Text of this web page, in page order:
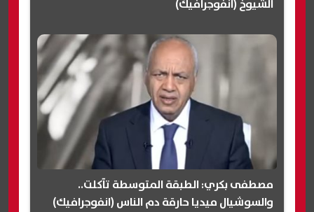
الشيوخ (انفوجرافيك)
مصطفى بكري: الطبقة المتوسطة تآكلت..
والسوشيال ميديا حارقة دم الناس (انفوجرافيك)